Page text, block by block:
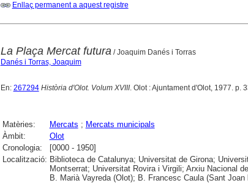
Enllaç permanent a aquest registre
La Plaça Mercat futura / Joaquim Danés i Torras
Danés i Torras, Joaquim
En: 267294 Història d'Olot. Volum XVIII. Olot : Ajuntament d'Olot, 1977. p.
Matèries: Mercats ; Mercats municipals
Àmbit:
Olot
Cronologia:
[0000 - 1950]
Localització: Biblioteca de Catalunya; Universitat de Girona;
Montserrat; Universitat Rovira i Virgili; Arxiu Nacional
B. Marià Vayreda (Olot); B. Francesc Caula (Sant Joan